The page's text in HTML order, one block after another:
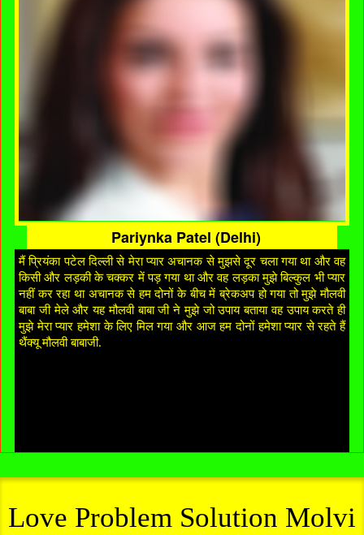
Pariynka Patel (Delhi)
मैं प्रियंका पटेल दिल्ली से मेरा प्यार अचानक से मुझसे दूर चला गया था और वह
किसी और लड़की के चक्कर में पड़ गया था और वह लड़का मुझे बिल्कुल भी प्यार
नहीं कर रहा था अचानक से हम दोनों के बीच में ब्रेकअप हो गया तो मुझे मौलवी
बाबा जी मेले और यह मौलवी बाबा जी ने मुझे जो उपाय बताया वह उपाय करते ही
मुझे मेरा प्यार हमेशा के लिए मिल गया और आज हम दोनों हमेशा प्यार से रहते हैं
थैंक्यू मौलवी बाबाजी.
Love Problem Solution Molvi